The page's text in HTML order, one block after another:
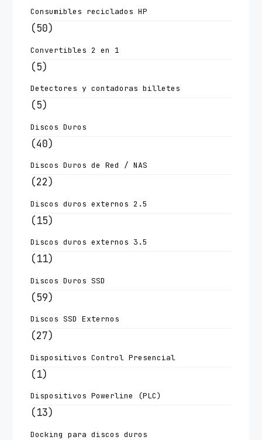
Consumibles reciclados HP
(50)
Convertibles 2 en 1
(5)
Detectores y contadoras billetes
(5)
Discos Duros
(40)
Discos Duros de Red / NAS
(22)
Discos duros externos 2.5
(15)
Discos duros externos 3.5
(11)
Discos Duros SSD
(59)
Discos SSD Externos
(27)
Dispositivos Control Presencial
(1)
Dispositivos Powerline (PLC)
(13)
Docking para discos duros